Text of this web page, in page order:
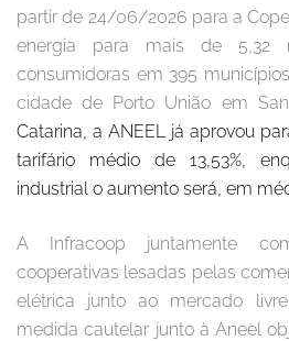
partir de 24/06/2026 para a
energia para mais de 5,32
consumidoras em 395
cidade de Porto União em
Catarina, a ANEEL já aprovou
tarifário médio de 13,53%,
industrial o aumento será, em
A Infracoop juntamente
cooperativas lesadas pelas
elétrica junto ao mercado
medida cautelar junto à Aneel